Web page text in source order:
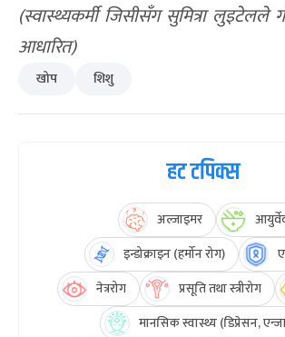
(स्वास्थ्यकर्मी जिसीसँग सुमित्रा लुइटेलले
आधारित)
खोप शिशु
हट टपिक्स
अल्जाइमर
इन्डोक्राइन (हर्मोन रोग)
नेत्ररोग
प्रसूति तथा स्त्रीरोग
मानसिक स्वास्थ्य (डिप्रेसन,